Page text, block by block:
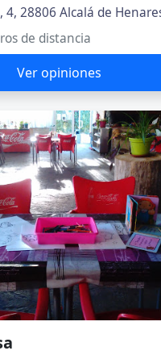
4, 28806 Alcalá de
de distancia
Ver opiniones